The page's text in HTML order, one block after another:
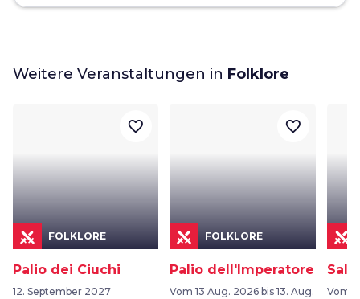
Weitere Veranstaltungen in Folklore
FOLKLORE
Palio dei Ciuchi
12. September 2027
favorite_border
FOLKLORE
Palio dell'Imperatore
Vom 13 Aug. 2026 bis 13. Aug.
favorite_border
Vom